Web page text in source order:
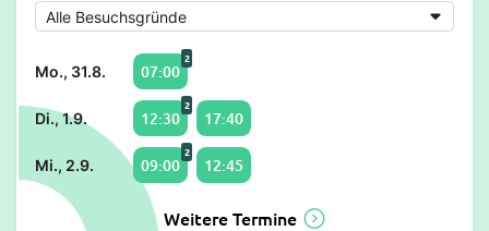
Mo., 31.8. 07:00
2
Di., 1.9. 12:30
2
17:40
Mi., 2.9. 09:00
2
12:45
Weitere Termine